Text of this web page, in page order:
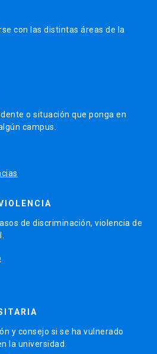
con las distintas áreas de la
o situación que ponga en
campus.
de discriminación, violencia de
y consejo si se ha vulnerado
la universidad.